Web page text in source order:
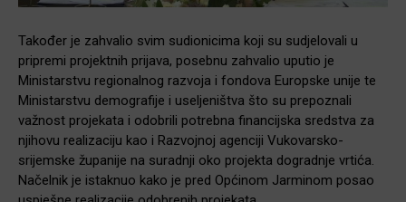
Također je zahvalio svim sudionicima koji su sudjelovali u
pripremi projektnih prijava, posebnu zahvalio uputio je
Ministarstvu regionalnog razvoja i fondova Europske unije te
Ministarstvu demografije i useljeništva što su prepoznali
važnost projekata i odobrili potrebna financijska sredstva za
njihovu realizaciju kao i Razvojnoj agenciji Vukovarsko-
srijemske županije na suradnji oko projekta dogradnje vrtića.
Načelnik je istaknuo kako je pred Općinom Jarminom posao